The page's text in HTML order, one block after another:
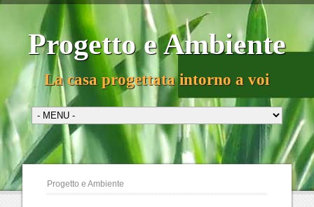
Progetto e Ambiente
La casa progettata intorno a voi
Progetto e Ambiente